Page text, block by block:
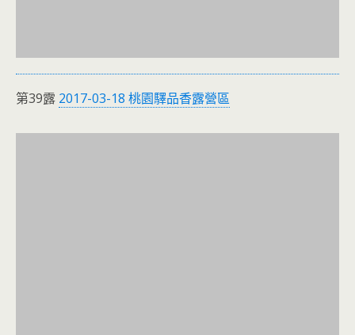
第39露 2017-03-18 桃園驛品香露營區